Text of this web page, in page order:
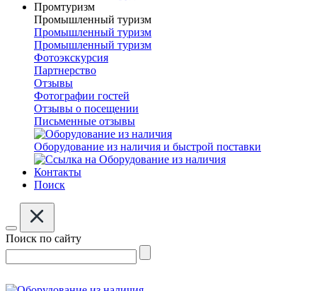
Промтуризм
Промышленный туризм
Промышленный туризм
Промышленный туризм
Фотоэкскурсия
Партнерство
Отзывы
Фотографии гостей
Отзывы о посещении
Письменные отзывы
Оборудование из наличия и быстрой поставки
Контакты
Поиск
Поиск по сайту